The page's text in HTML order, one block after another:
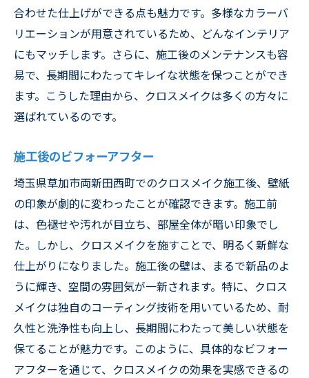
合わせた仕上げができる点も魅力です。多様なカラーバ
リエーションが用意されているため、どんなインテリア
にもマッチします。さらに、施工後のメンテナンスも容
易で、長期間にわたってキレイな状態を保つことができ
ます。こうした理由から、クロスメイクは多くの方々に
選ばれているのです。
施工後のビフォーアフター
埼玉県草加市両新田西町でのクロスメイク施工後、壁紙
の印象が劇的に変わったことが確認できます。施工前
は、色褪せや汚れが目立ち、部屋全体が暗い印象でし
た。しかし、クロスメイクを施すことで、明るく新鮮な
仕上がりになりました。施工後の壁は、まるで新品のよ
うに輝き、空間の雰囲気が一新されます。特に、クロス
メイクは独自のコーティング技術を用いているため、耐
久性と洗浄性も向上し、長期間にわたって美しい状態を
保てることが魅力です。このように、具体的なビフォー
アフターを通じて、クロスメイクの効果を実感できるの